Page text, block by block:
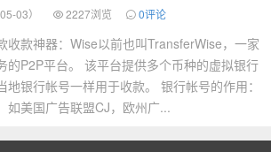
03） 2227浏览 0评论
收款神器：Wise以前也叫TransferWise，一家
的P2P平台。 该平台提供多个币种的虚拟银行
地银行帐号一样用于收款。 银行帐号的作用：
如美国广告联盟CJ，欧州广...